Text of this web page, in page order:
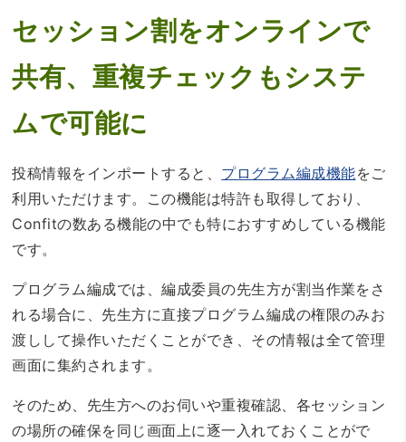
セッション割をオンラインで
共有、重複チェックもシステ
ムで可能に
投稿情報をインポートすると、 プログラム編成機能をご
利用いただけます。この機能は特許も取得しており、
Confitの数ある機能の中でも特におすすめしている機能
です。
プログラム編成では、編成委員の先生方が割当作業をさ
れる場合に、先生方に直接プログラム編成の権限のみお
渡しして操作いただくことができ、その情報は全て管理
画面に集約されます。
そのため、先生方へのお伺いや重複確認、各セッション
の場所の確保を同じ画面上に逐一入れておくことがで